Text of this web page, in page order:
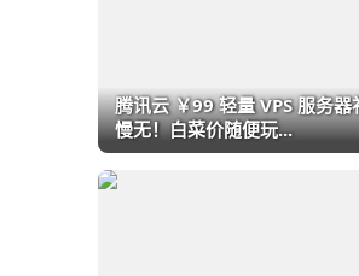
腾讯云 ￥99 轻量 VPS 服务器
慢无！白菜价随便玩...